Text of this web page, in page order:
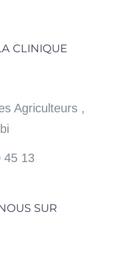
CLINIQUE
Agriculteurs ,
45 13
SUR